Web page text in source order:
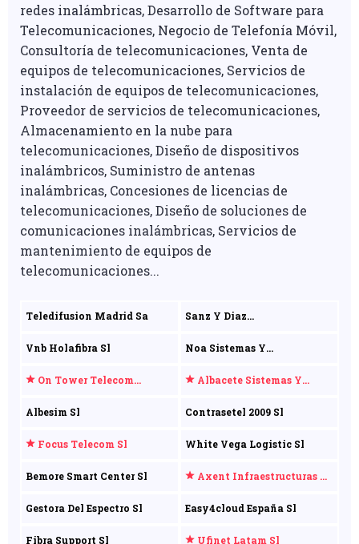
redes inalámbricas, Desarrollo de Software para
Telecomunicaciones, Negocio de Telefonía Móvil,
Consultoría de telecomunicaciones, Venta de
equipos de telecomunicaciones, Servicios de
instalación de equipos de telecomunicaciones,
Proveedor de servicios de telecomunicaciones,
Almacenamiento en la nube para
telecomunicaciones, Diseño de dispositivos
inalámbricos, Suministro de antenas
inalámbricas, Concesiones de licencias de
telecomunicaciones, Diseño de soluciones de
comunicaciones inalámbricas, Servicios de
mantenimiento de equipos de
telecomunicaciones...
Teledifusion Madrid Sa
Sanz Y Diaz
Vnb Holafibra Sl
Noa Sistemas Y
On Tower Telecom
Albacete Sistemas Y
Albesim Sl
Contrasetel 2009 Sl
Focus Telecom Sl White Vega Logistic Sl
Bemore Smart Center Sl
Axent Infraestructuras De
Gestora Del Espectro Sl
Easy4cloud España Sl
Fibra Support Sl Ufinet Latam Sl